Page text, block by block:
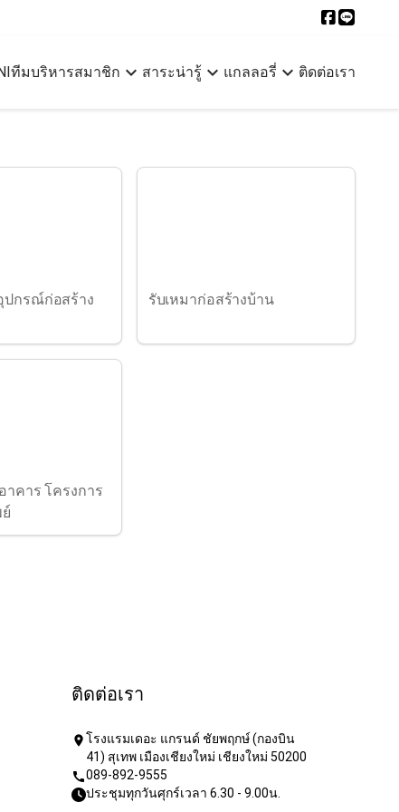
ทีมบริหารสมาชิก expand_more สาระน่ารู้ expand_more แกลลอรี่ expand_more ติดต่อเรา
ปกรณ์ก่อสร้าง
รับเหมาก่อสร้างบ้าน
าคาร โครงการ
ติดต่อเรา
location_onโรงแรมเดอะ แกรนด์ ชัยพฤกษ์ (กองบิน
41) สุเทพ เมืองเชียงใหม่ เชียงใหม่ 50200
call089-892-9555
ประชุมทุกวันศุกร์เวลา 6.30 - 9.00น.